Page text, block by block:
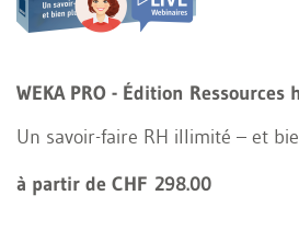
WEKA PRO - Édition Ressources
Un savoir-faire RH illimité – et
à partir de CHF 298.00